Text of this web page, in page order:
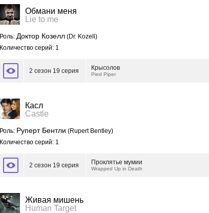
Обмани меня
Lie to me
Роль: Доктор Козелл (Dr. Kozell)
Количество серий: 1
2 сезон 19 серия Крысолов
Pied Piper
Касл
Castle
Роль: Руперт Бентли (Rupert Bentley)
Количество серий: 1
2 сезон 19 серия Проклятье мумии
Wrapped Up in Death
Живая мишень
Human Target